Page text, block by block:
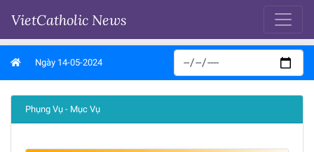
VietCatholic News
Ngày 14-05-2024
Phụng Vụ - Mục Vụ